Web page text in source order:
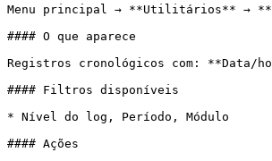
Menu principal → **Utilitários** →
#### O que aparece
Registros cronológicos com:
#### Filtros disponíveis
* Nível do log, Período, Módulo
#### Ações